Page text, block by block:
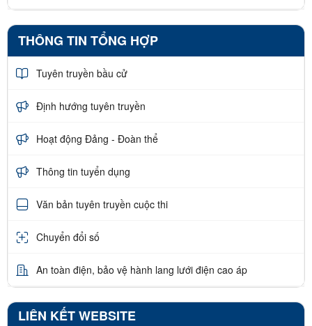
THÔNG TIN TỔNG HỢP
Tuyên truyền bầu cử
Định hướng tuyên truyền
Hoạt động Đảng - Đoàn thể
Thông tin tuyển dụng
Văn bản tuyên truyền cuộc thi
Chuyển đổi số
An toàn điện, bảo vệ hành lang lưới điện cao áp
LIÊN KẾT WEBSITE